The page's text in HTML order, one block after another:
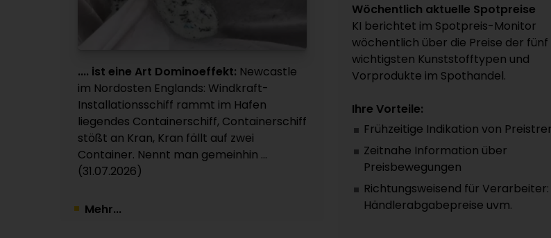
.... ist eine Art Dominoeffekt: Newcastle
im Nordosten Englands: Windkraft-
Installationsschiff rammt im Hafen
liegendes Containerschiff, Containerschiff
stößt an Kran, Kran fällt auf zwei
Container. Nennt man gemeinhin ...
(31.07.2026)
Mehr...
Wöchentlich aktuelle Spotpreise
KI berichtet im Spotpreis-Monitor
wöchentlich über die Preise der fünf
wichtigsten Kunststofftypen und
Vorprodukte im Spothandel.
Ihre Vorteile:
Frühzeitige Indikation von
Zeitnahe Information über
Preisbewegungen
Richtungsweisend für Verarbeiter:
Händlerabgabepreise uvm.